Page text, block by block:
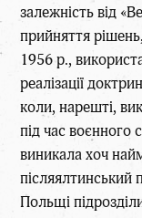
залежність від
прийняття
1956 р.,
реалізації
коли, нарешті,
під час воєнного
виникала хоч
післяялтинський
Польщі